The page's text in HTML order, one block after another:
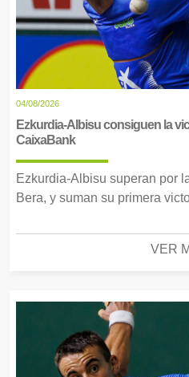
04/08/2026
Ezkurdia-Albisu consiguen la
CaixaBank
Ezkurdia-Albisu superan por
Bera, y suman su primera
VER